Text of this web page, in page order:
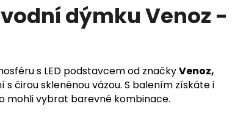
dýmku Venoz -
s LED podstavcem od značkyVenoz,
čirou skleněnou vázou. S balením získáte i
mohli vybrat barevné kombinace.